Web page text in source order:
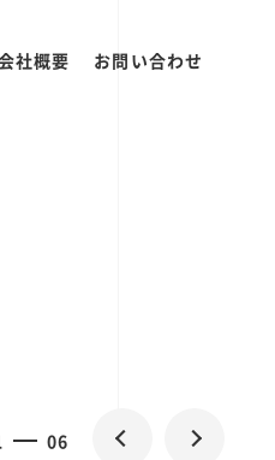
社概要 お問い合わせ
06